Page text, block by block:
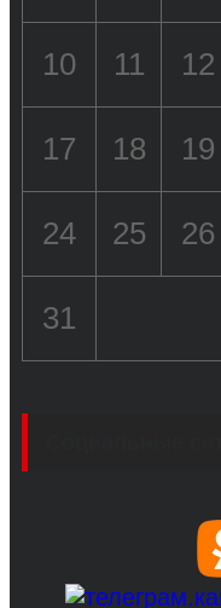
10 11 12
17 18 19
24 25 26
31